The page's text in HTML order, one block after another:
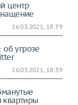
центр
16.03.2021, 18:39
об угрозе
16.03.2021, 18:39